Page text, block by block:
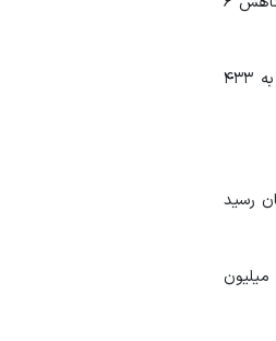
خودروی کوییک اتوماتیک مدل ۱۴۰۰ با کاهش ۲۰ میلیون تومانی به ۴۲۴ میلیون تومان رسید و مدل ۱۴۰۱ آن نیز با کاهش ۱۹ میلیون تومانی به ۴۳۳
در روز گذشته امروز به ۶۹۶ میلیون تومان رسید
مدل ۱۴۰۱ اما امروز با ۲۵ میلیون تومان ریزش به ۸۴۰ میلیون تومان رسید و مدل ۱۴۰۰ آن نیز از ۸۴۵ میلیون به ۸۴۰ میلیون